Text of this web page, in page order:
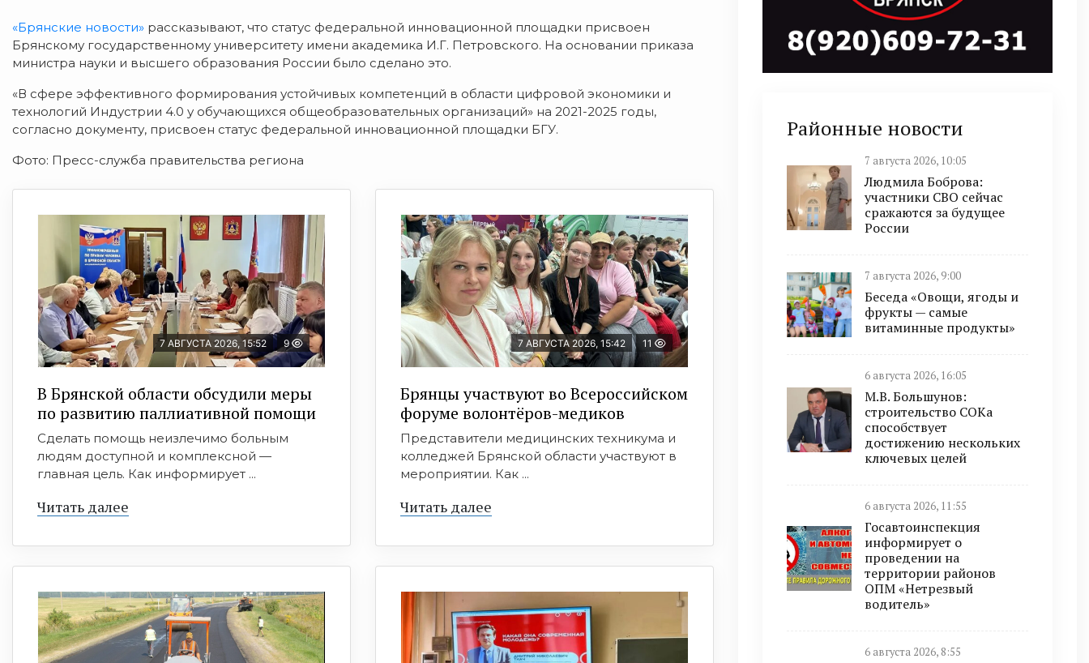
«Брянские новости» рассказывают, что статус федеральной инновационной площадки присвоен
Брянскому государственному университету имени академика И.Г. Петровского. На основании приказа
министра науки и высшего образования России было сделано это.
«В сфере эффективного формирования устойчивых компетенций в области цифровой экономики и
технологий Индустрии 4.0 у обучающихся общеобразовательных организаций» на 2021-2025 годы,
согласно документу, присвоен статус федеральной инновационной площадки БГУ.
Фото: Пресс-служба правительства региона
7 АВГУСТА 2026, 15:52 9
В Брянской области обсудили меры
по развитию паллиативной помощи
Сделать помощь неизлечимо больным
людям доступной и комплексной —
главная цель. Как информирует ...
Читать далее
7 АВГУСТА 2026, 15:42 11
Брянцы участвуют во Всероссийском
форуме волонтёров-медиков
Представители медицинских техникума и
колледжей Брянской области участвуют в
мероприятии. Как ...
Читать далее
Районные новости
7 августа 2026, 10:05
Людмила Боброва:
участники СВО сейчас
сражаются за будущее
России
7 августа 2026, 9:00
Беседа «Овощи, ягоды и
фрукты — самые
витаминные продукты»
6 августа 2026, 16:05
М.В. Большунов:
строительство СОКа
способствует
достижению нескольких
ключевых целей
6 августа 2026, 11:55
Госавтоинспекция
информирует о
проведении на
территории районов
ОПМ «Нетрезвый
водитель»
6 августа 2026, 8:55